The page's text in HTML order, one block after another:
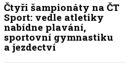
Čtyři šampionáty na ČT
Sport: vedle atletiky
nabídne plavání,
sportovní gymnastiku
a jezdectví